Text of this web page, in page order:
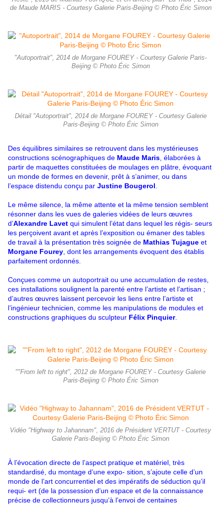
de Maude MARIS - Courtesy Galerie Paris-Beijing © Photo Éric Simon
"Autoportrait", 2014 de Morgane FOUREY - Courtesy Galerie Paris-
Beijing © Photo Éric Simon
Détail "Autoportrait", 2014 de Morgane FOUREY - Courtesy Galerie
Paris-Beijing © Photo Éric Simon
Des équilibres similaires se retrouvent dans les mystérieuses
constructions scénographiques de Maude Maris , élaborées à
partir de maquettes constituées de moulages en plâtre, évoquant
un monde de formes en devenir, prêt à s’animer, ou dans
l’espace distendu conçu par Justine Bougerol
Le même silence, la même attente et la même tension semblent
résonner dans les vues de galeries vidées de leurs œuvres
d’Alexandre Lavet qui simulent l’état dans lequel les régis- seurs
les perçoivent avant et après l’exposition ou émaner des tables
de travail à la présentation très soignée de Mathias Tujague et
Morgane Fourey , dont les arrangements évoquent des établis
parfaitement ordonnés.
Conçues comme un autoportrait ou une accumulation de restes,
ces installations soulignent la parenté entre l’artiste et l’artisan ;
d’autres œuvres laissent percevoir les liens entre l’artiste et
l’ingénieur technicien, comme les manipulations de modules et
constructions graphiques du sculpteur Félix Pinquier.
""From left to right", 2012 de Morgane FOUREY - Courtesy Galerie
Paris-Beijing © Photo Éric Simon
Vidéo "Highway to Jahannam", 2016 de Président VERTUT - Courtesy
Galerie Paris-Beijing © Photo Éric Simon
À l’évocation directe de l’aspect pratique et matériel, très
standardisé, du montage d’une expo- sition, s’ajoute celle d’un
monde de l’art concurrentiel et des impératifs de séduction qu’il
requi- ert (de la possession d’un espace et de la connaissance
précise de collectionneurs jusqu’à l’envoi de centaines